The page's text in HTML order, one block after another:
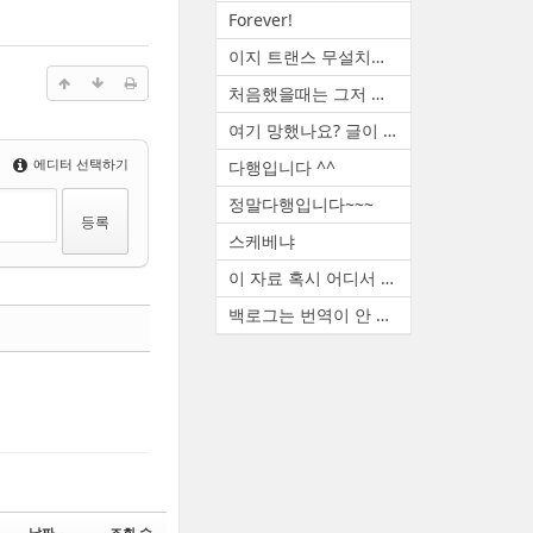
에디터 선택하기
Forever!
이지 트랜스 무설치판 꿀도르 ...
처음했을때는 그저 신기했죠. ...
여기 망했나요? 글이 없네요
다행입니다 ^^
정말다행입니다~~~
스케베냐
이 자료 혹시 어디서 구하셨나...
백로그는 번역이 안 됩니다. ...